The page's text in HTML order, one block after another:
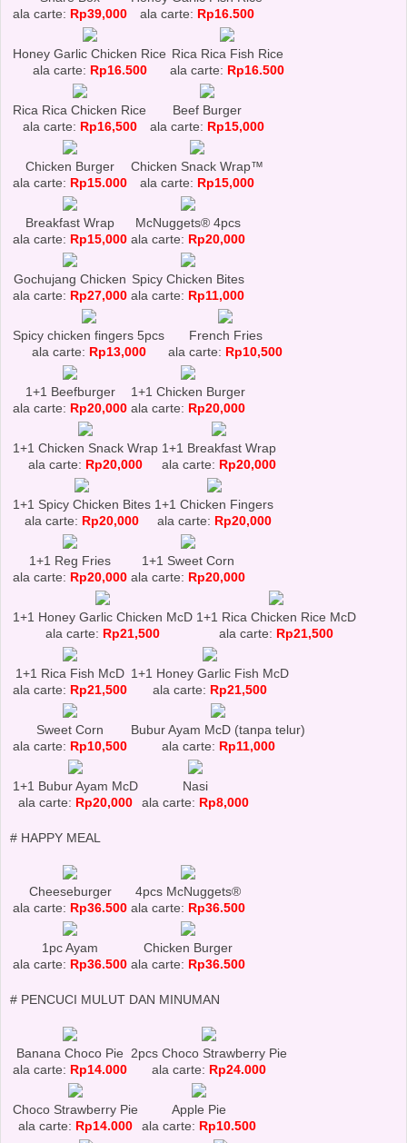
ala carte: Rp39,000
ala carte: Rp16.500
Honey Garlic Chicken Rice
ala carte: Rp16.500
Rica Rica Fish Rice
ala carte: Rp16.500
Rica Rica Chicken Rice
ala carte: Rp16,500
Beef Burger
ala carte: Rp15,000
Chicken Burger
ala carte: Rp15.000
Chicken Snack Wrap™
ala carte: Rp15,000
Breakfast Wrap
ala carte: Rp15,000
McNuggets® 4pcs
ala carte: Rp20,000
Gochujang Chicken
ala carte: Rp27,000
Spicy Chicken Bites
ala carte: Rp11,000
Spicy chicken fingers 5pcs
ala carte: Rp13,000
French Fries
ala carte: Rp10,500
1+1 Beefburger
ala carte: Rp20,000
1+1 Chicken Burger
ala carte: Rp20,000
1+1 Chicken Snack Wrap
ala carte: Rp20,000
1+1 Breakfast Wrap
ala carte: Rp20,000
1+1 Spicy Chicken Bites
ala carte: Rp20,000
1+1 Chicken Fingers
ala carte: Rp20,000
1+1 Reg Fries
ala carte: Rp20,000
1+1 Sweet Corn
ala carte: Rp20,000
1+1 Honey Garlic Chicken McD
ala carte: Rp21,500
1+1 Rica Chicken Rice McD
ala carte: Rp21,500
1+1 Rica Fish McD
ala carte: Rp21,500
1+1 Honey Garlic Fish McD
ala carte: Rp21,500
Sweet Corn
ala carte: Rp10,500
Bubur Ayam McD (tanpa telur)
ala carte: Rp11,000
1+1 Bubur Ayam McD
ala carte: Rp20,000
Nasi
ala carte: Rp8,000
# HAPPY MEAL
Cheeseburger
ala carte: Rp36.500
4pcs McNuggets®
ala carte: Rp36.500
1pc Ayam
ala carte: Rp36.500
Chicken Burger
ala carte: Rp36.500
# PENCUCI MULUT DAN MINUMAN
Banana Choco Pie
ala carte: Rp14.000
2pcs Choco Strawberry Pie
ala carte: Rp24.000
Choco Strawberry Pie
ala carte: Rp14.000
Apple Pie
ala carte: Rp10.500